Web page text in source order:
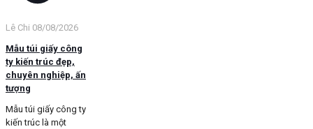
Lê Chi 08/08/2026
Mẫu túi giấy công
ty kiến trúc đẹp,
chuyên nghiệp, ấn
tượng
Mẫu túi giấy công ty
kiến trúc là một